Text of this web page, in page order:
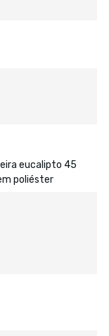
eucalipto 45
poliéster